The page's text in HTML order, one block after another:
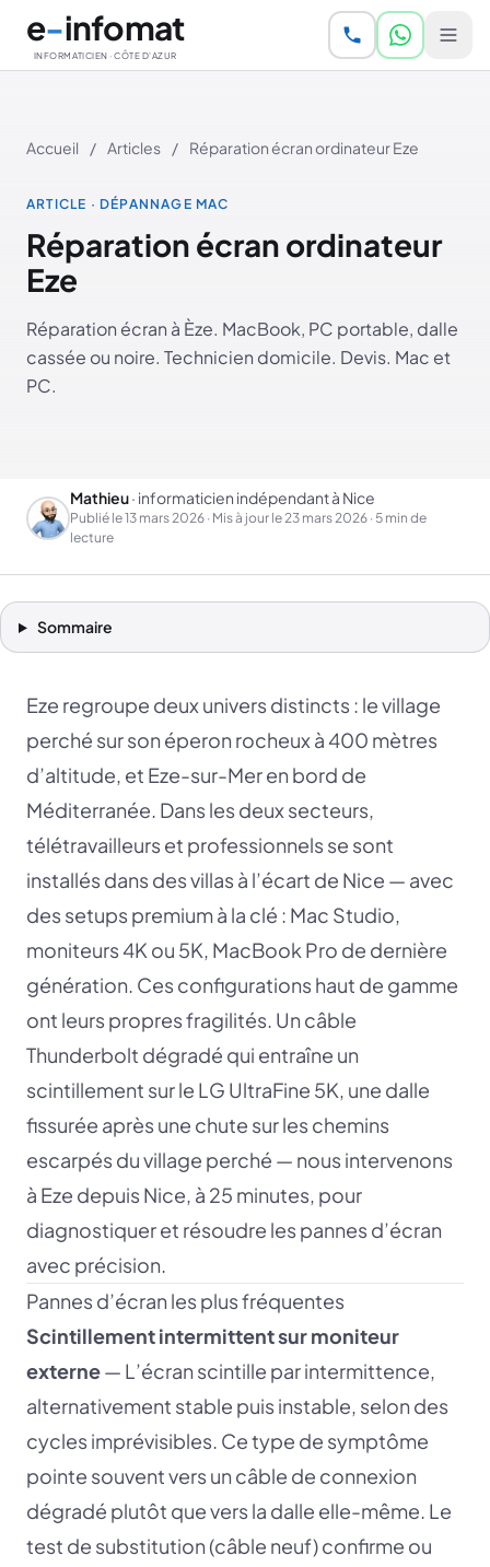
Aller au contenu principal
e-infomat
INFORMATICIEN · CÔTE D'AZUR
Accueil / Articles / Réparation écran ordinateur Eze
ARTICLE · DÉPANNAGE MAC
Réparation écran ordinateur
Eze
Réparation écran à Èze. MacBook, PC portable, dalle
cassée ou noire. Technicien domicile. Devis. Mac et
PC.
Mathieu· informaticien indépendant à Nice
Publié le13 mars 2026 · Mis à jour le23 mars 2026 · 5 min de
lecture
Sommaire
Eze regroupe deux univers distincts : le village
perché sur son éperon rocheux à 400 mètres
d’altitude, et Eze-sur-Mer en bord de
Méditerranée. Dans les deux secteurs,
télétravailleurs et professionnels se sont
installés dans des villas à l’écart de Nice — avec
des setups premium à la clé : Mac Studio,
moniteurs 4K ou 5K, MacBook Pro de dernière
génération. Ces configurations haut de gamme
ont leurs propres fragilités. Un câble
Thunderbolt dégradé qui entraîne un
scintillement sur le LG UltraFine 5K, une dalle
fissurée après une chute sur les chemins
escarpés du village perché — nous intervenons
à Eze depuis Nice, à 25 minutes, pour
diagnostiquer et résoudre les pannes d’écran
avec précision.
Pannes d’écran les plus fréquentes
Scintillement intermittent sur moniteur
externe— L’écran scintille par intermittence,
alternativement stable puis instable, selon des
cycles imprévisibles. Ce type de symptôme
pointe souvent vers un câble de connexion
dégradé plutôt que vers la dalle elle-même. Le
test de substitution (câble neuf) confirme ou